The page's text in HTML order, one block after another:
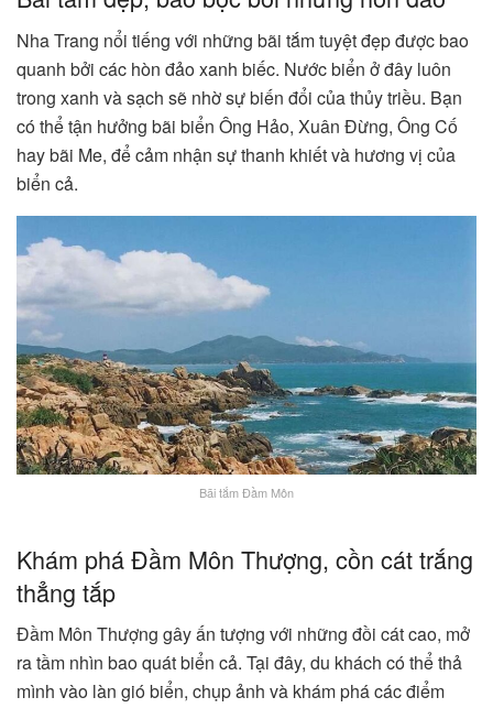
Nha Trang nổi tiếng với những bãi tắm tuyệt đẹp được bao
quanh bởi các hòn đảo xanh biếc. Nước biển ở đây luôn
trong xanh và sạch sẽ nhờ sự biến đổi của thủy triều. Bạn
có thể tận hưởng bãi biển Ông Hảo, Xuân Đừng, Ông Cố
hay bãi Me, để cảm nhận sự thanh khiết và hương vị của
biển cả.
Bãi tắm Đầm Môn
Khám phá Đầm Môn Thượng, cồn cát trắng
thẳng tắp
Đầm Môn Thượng gây ấn tượng với những đồi cát cao, mở
ra tầm nhìn bao quát biển cả. Tại đây, du khách có thể thả
mình vào làn gió biển, chụp ảnh và khám phá các điểm